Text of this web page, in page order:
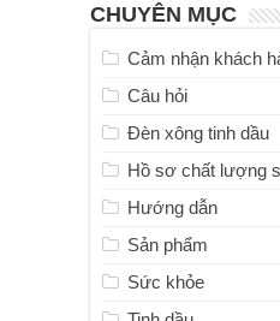
CHUYÊN MỤC
Cảm nhận khách
Câu hỏi
Đèn xông tinh dầu
Hồ sơ chất lượng
Hướng dẫn
Sản phẩm
Sức khỏe